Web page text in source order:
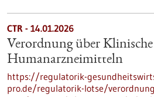
CTR - 14.01.2026
Verordnung über
Humanarzneimitteln
https://regulatorik-
pro.de/regulatorik-lotse/